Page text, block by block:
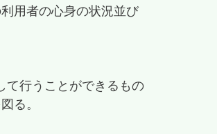
用者の心身の状況並び
て行うことができるもの
る。